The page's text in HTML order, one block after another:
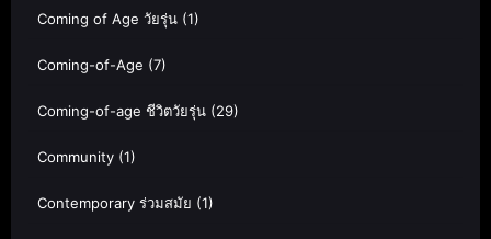
Coming of Age วัยรุ่น (1)
Coming-of-Age (7)
Coming-of-age ชีวิตวัยรุ่น (29)
Community (1)
Contemporary ร่วมสมัย (1)